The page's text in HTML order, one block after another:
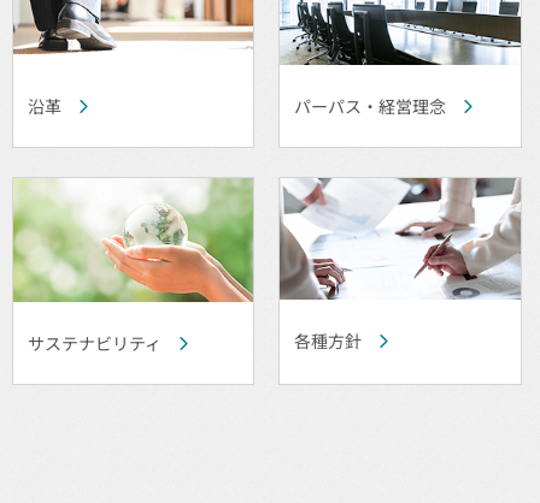
沿革 パーパス・経営理念
サステナビリティ 各種方針